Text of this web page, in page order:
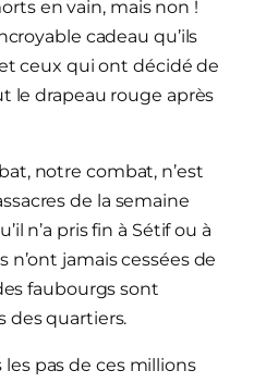
en vain, mais non !
cadeau qu’ils
ceux qui ont décidé de
le drapeau rouge après
notre combat, n’est
de la semaine
n’a pris fin à Sétif ou à
n’ont jamais cessées de
faubourgs sont
des quartiers.
pas de ces millions